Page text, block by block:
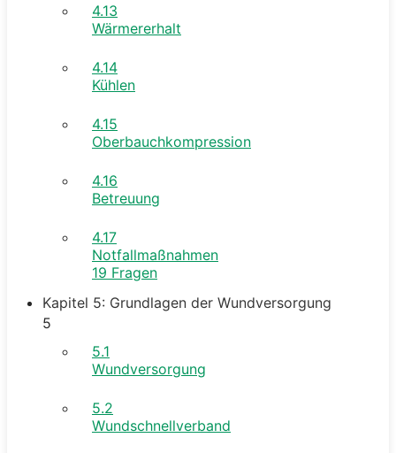
4.13
Wärmererhalt
4.14
Kühlen
4.15
Oberbauchkompression
4.16
Betreuung
4.17
Notfallmaßnahmen
19 Fragen
Kapitel 5: Grundlagen der Wundversorgung
5
5.1
Wundversorgung
5.2
Wundschnellverband